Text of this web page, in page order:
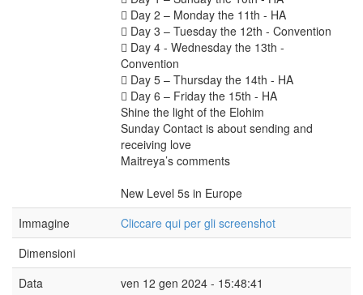
 Day 2 – Monday the 11th - HA
 Day 3 – Tuesday the 12th - Convention
 Day 4 - Wednesday the 13th -
Convention
 Day 5 – Thursday the 14th - HA
 Day 6 – Friday the 15th - HA
Shine the light of the Elohim
Sunday Contact is about sending and
receiving love
Maitreya’s comments
New Level 5s in Europe
Immagine
Cliccare qui per gli screenshot
Dimensioni
Data
ven 12 gen 2024 - 15:48:41